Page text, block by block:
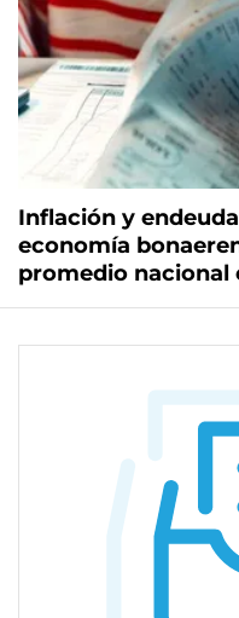
Inflación y
economía
promedio nacional